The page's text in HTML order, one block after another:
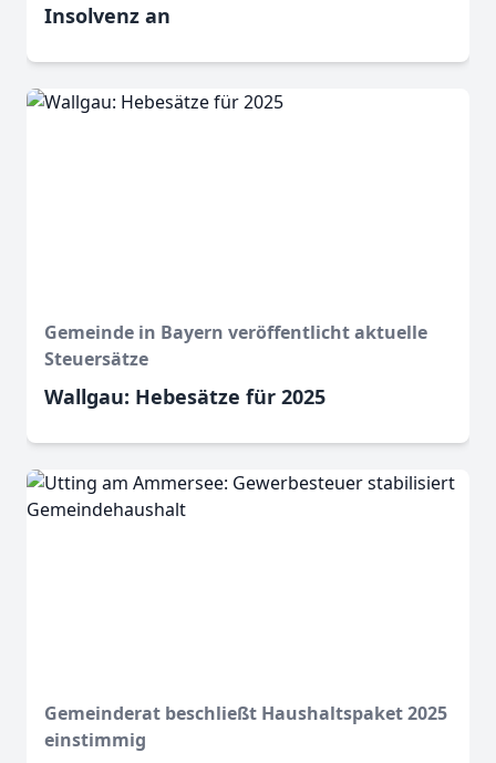
Insolvenz an
Gemeinde in Bayern veröffentlicht aktuelle
Steuersätze
Wallgau: Hebesätze für 2025
Gemeinderat beschließt Haushaltspaket 2025
einstimmig